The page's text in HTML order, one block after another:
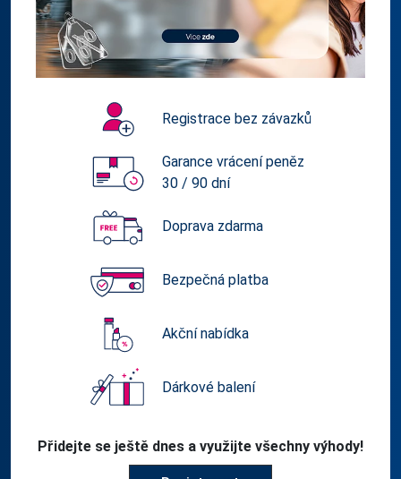
Registrace bez závazků
Garance vrácení peněz
30 / 90 dní
Doprava zdarma
Bezpečná platba
Akční nabídka
Dárkové balení
Přidejte se ještě dnes a využijte všechny výhody!